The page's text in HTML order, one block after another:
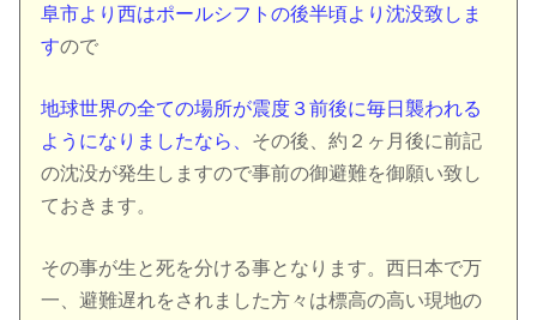
阜市より西はポールシフトの後半頃より沈没致しま
すので
地球世界の全ての場所が震度３前後に毎日襲われる
ようになりましたなら、 その後、約２ヶ月後に前記
の沈没が発生しますので事前の御避難を御願い致し
ておきます。
その事が生と死を分ける事となります。西日本で万
一、避難遅れをされました方々は標高の高い現地の